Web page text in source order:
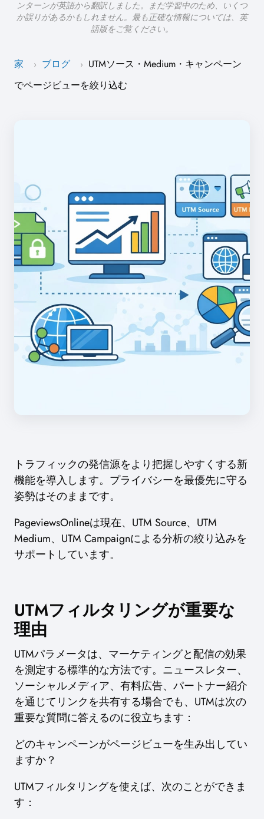
ンターンが英語から翻訳しました。まだ学習中のため、いくつ
か誤りがあるかもしれません。最も正確な情報については、英
語版をご覧ください。
家 › ブログ › UTMソース・Medium・キャンペーン
でページビューを絞り込む
トラフィックの発信源をより把握しやすくする新
機能を導入します。プライバシーを最優先に守る
姿勢はそのままです。
PageviewsOnlineは現在、UTM Source、UTM
Medium、UTM Campaignによる分析の絞り込みを
サポートしています。
UTMフィルタリングが重要な
理由
UTMパラメータは、マーケティングと配信の効果
を測定する標準的な方法です。ニュースレター、
ソーシャルメディア、有料広告、パートナー紹介
を通じてリンクを共有する場合でも、UTMは次の
重要な質問に答えるのに役立ちます：
どのキャンペーンがページビューを生み出してい
ますか？
UTMフィルタリングを使えば、次のことができま
す：